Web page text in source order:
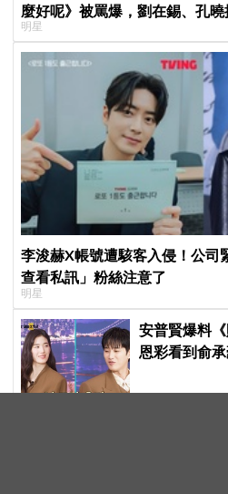
麼好呢》被罵爆，劉在錫、孔
明星
李浚赫X帳號遭駭客入侵！公司
查看私訊」粉絲注意了
明星
安普賢爆料
恩彩看到俞